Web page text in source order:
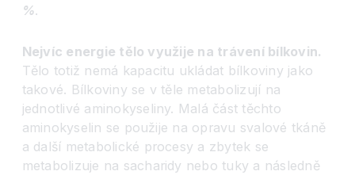
%.
Nejvíc energie tělo využije na trávení bílkovin.
Tělo totiž nemá kapacitu ukládat bílkoviny jako
takové. Bílkoviny se v těle metabolizují na
jednotlivé aminokyseliny. Malá část těchto
aminokyselin se použije na opravu svalové tkáně
a další metabolické procesy a zbytek se
metabolizuje na sacharidy nebo tuky a následně